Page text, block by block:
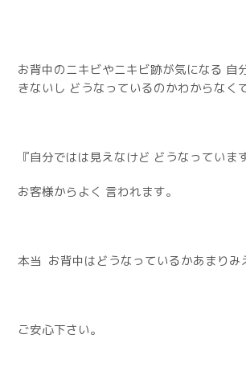
お背中のニキビやニキビ跡が気になる 自
きないし どうなっているのかわからなく
『自分ではは見えなけど どうなっていま
お客様からよく 言われます。
本当 お背中はどうなっているかあまりみ
ご安心下さい。